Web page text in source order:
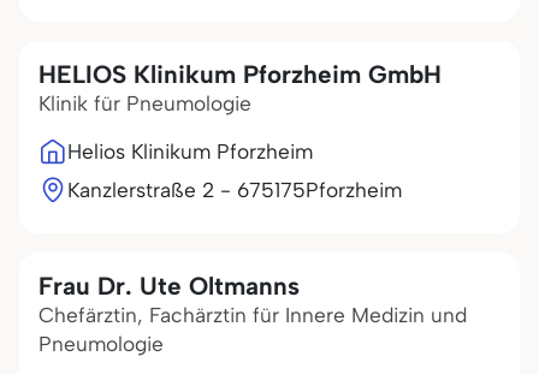
HELIOS Klinikum Pforzheim GmbH
Klinik für Pneumologie
Helios Klinikum Pforzheim
Kanzlerstraße 2 - 675175Pforzheim
Frau Dr. Ute Oltmanns
Chefärztin, Fachärztin für Innere Medizin und
Pneumologie